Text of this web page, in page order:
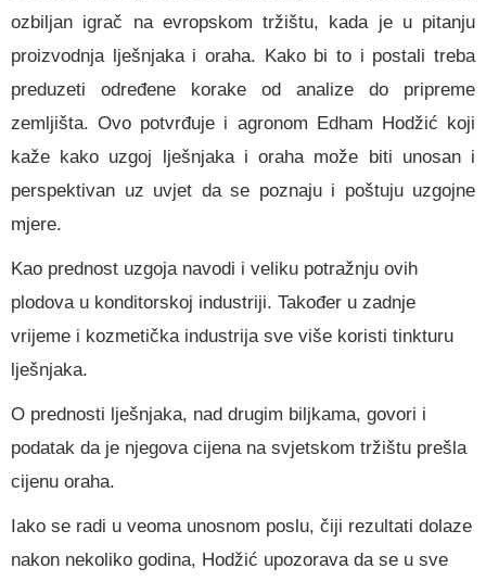
ozbiljan igrač na evropskom tržištu, kada je u pitanju
proizvodnja lješnjaka i oraha. Kako bi to i postali treba
preduzeti određene korake od analize do pripreme
zemljišta. Ovo potvrđuje i agronom Edham Hodžić koji
kaže kako uzgoj lješnjaka i oraha može biti unosan i
perspektivan uz uvjet da se poznaju i poštuju uzgojne
mjere.
Kao prednost uzgoja navodi i veliku potražnju ovih
plodova u konditorskoj industriji. Također u zadnje
vrijeme i kozmetička industrija sve više koristi tinkturu
lješnjaka.
O prednosti lješnjaka, nad drugim biljkama, govori i
podatak da je njegova cijena na svjetskom tržištu prešla
cijenu oraha.
Iako se radi u veoma unosnom poslu, čiji rezultati dolaze
nakon nekoliko godina, Hodžić upozorava da se u sve